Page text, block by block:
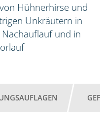
Hühnerhirse und
Unkräutern in
und in